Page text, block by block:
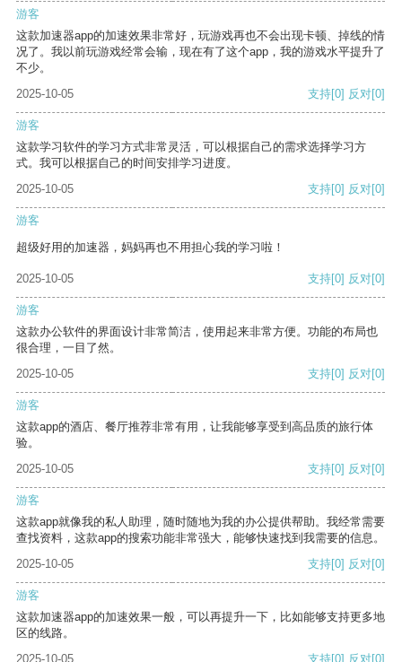
游客
这款加速器app的加速效果非常好，玩游戏再也不会出现卡顿、掉线的情
况了。我以前玩游戏经常会输，现在有了这个app，我的游戏水平提升了
不少。
2025-10-05
支持[0] 反对[0]
游客
这款学习软件的学习方式非常灵活，可以根据自己的需求选择学习方
式。我可以根据自己的时间安排学习进度。
2025-10-05
支持[0] 反对[0]
游客
超级好用的加速器，妈妈再也不用担心我的学习啦！
2025-10-05 支持[0] 反对[0]
游客
这款办公软件的界面设计非常简洁，使用起来非常方便。功能的布局也
很合理，一目了然。
2025-10-05
支持[0] 反对[0]
游客
这款app的酒店、餐厅推荐非常有用，让我能够享受到高品质的旅行体
验。
2025-10-05
支持[0] 反对[0]
游客
这款app就像我的私人助理，随时随地为我的办公提供帮助。我经常需要
查找资料，这款app的搜索功能非常强大，能够快速找到我需要的信息。
2025-10-05
支持[0] 反对[0]
游客
这款加速器app的加速效果一般，可以再提升一下，比如能够支持更多地
区的线路。
2025-10-05
支持[0] 反对[0]